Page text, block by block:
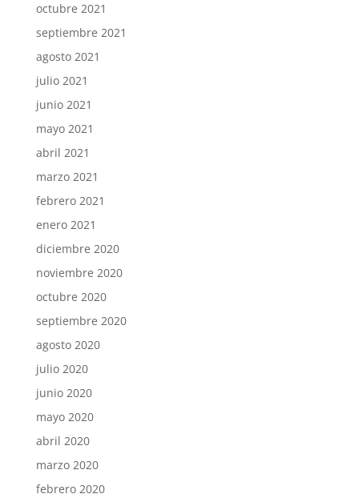
octubre 2021
septiembre 2021
agosto 2021
julio 2021
junio 2021
mayo 2021
abril 2021
marzo 2021
febrero 2021
enero 2021
diciembre 2020
noviembre 2020
octubre 2020
septiembre 2020
agosto 2020
julio 2020
junio 2020
mayo 2020
abril 2020
marzo 2020
febrero 2020